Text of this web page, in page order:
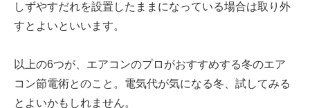
しずやすだれを設置したままになっている場合は取り外
すとよいといいます。
以上の6つが、エアコンのプロがおすすめする冬のエア
コン節電術とのこと。電気代が気になる冬、試してみる
とよいかもしれません。